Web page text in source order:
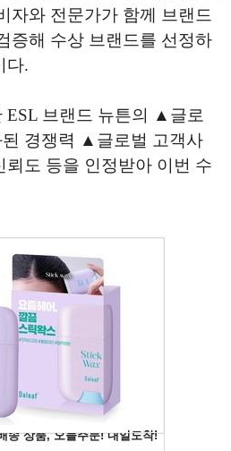
자와 전문가가 함께 브랜드
증해 수상 브랜드를 선정하
다.
ESL 브랜드 뉴튼의 ▲글로
된 경쟁력 ▲글로벌 고객사
도 등을 인정받아 이번 수